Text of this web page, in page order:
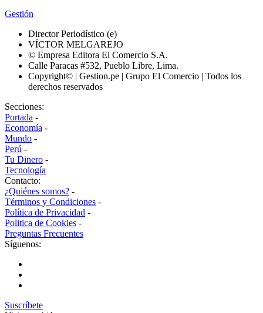
Gestión
Director Periodístico (e)
VÍCTOR MELGAREJO
© Empresa Editora El Comercio S.A.
Calle Paracas #532, Pueblo Libre, Lima.
Copyright© | Gestion.pe | Grupo El Comercio | Todos los
derechos reservados
Secciones:
Portada -
Economía -
Mundo -
Perú -
Tu Dinero -
Tecnología
Contacto:
¿Quiénes somos? -
Términos y Condiciones -
Política de Privacidad -
Politica de Cookies -
Preguntas Frecuentes
Síguenos:
Suscríbete